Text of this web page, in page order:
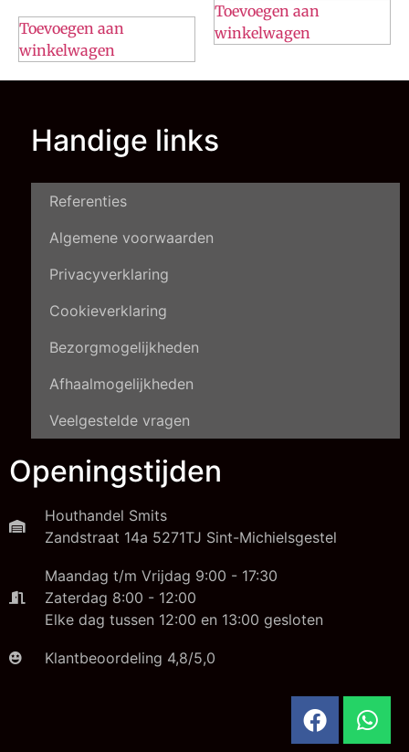
Toevoegen aan
winkelwagen
Toevoegen aan
winkelwagen
Handige links
Referenties
Algemene voorwaarden
Privacyverklaring
Cookieverklaring
Bezorgmogelijkheden
Afhaalmogelijkheden
Veelgestelde vragen
Openingstijden
Houthandel Smits
Zandstraat 14a 5271TJ Sint-Michielsgestel
Maandag t/m Vrijdag 9:00 - 17:30
Zaterdag 8:00 - 12:00
Elke dag tussen 12:00 en 13:00 gesloten
Klantbeoordeling 4,8/5,0